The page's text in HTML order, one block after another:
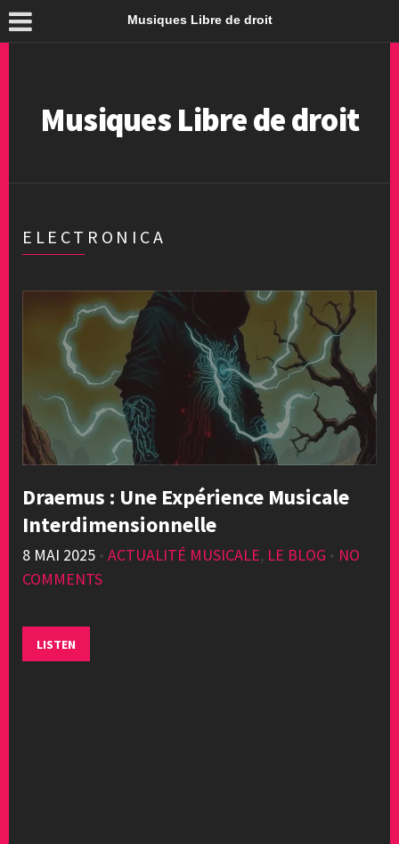
Musiques Libre de droit
Musiques Libre de droit
ELECTRONICA
Draemus : Une Expérience Musicale
Interdimensionnelle
8 MAI 2025 • ACTUALITÉ MUSICALE, LE BLOG • NO
COMMENTS
LISTEN